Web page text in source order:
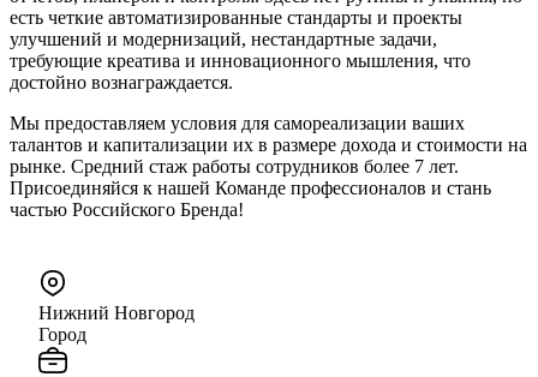
есть четкие автоматизированные стандарты и проекты
улучшений и модернизаций, нестандартные задачи,
требующие креатива и инновационного мышления, что
достойно вознаграждается.
Мы предоставляем условия для самореализации ваших
талантов и капитализации их в размере дохода и стоимости на
рынке. Средний стаж работы сотрудников более 7 лет.
Присоединяйся к нашей Команде профессионалов и стань
частью Российского Бренда!
Нижний Новгород
Город